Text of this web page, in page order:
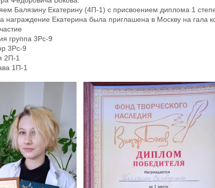
Балязину Екатерину (4П-1) с присвоением диплома 1
награждение Екатерина была приглашена в Москву на гала
группа 3Рс-9
3Рс-9
2П-1
1П-1